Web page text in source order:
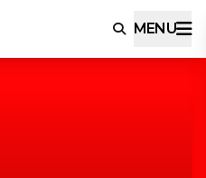
MENU